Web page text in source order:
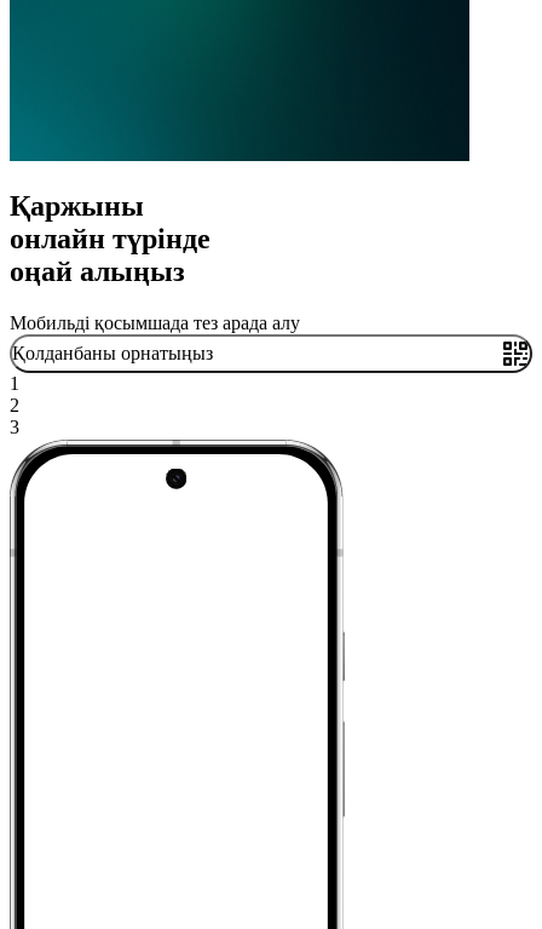
Қаржыны
онлайн түрінде
оңай алыңыз
Мобильді қосымшада тез арада алу
Қолданбаны орнатыңыз
1
2
3